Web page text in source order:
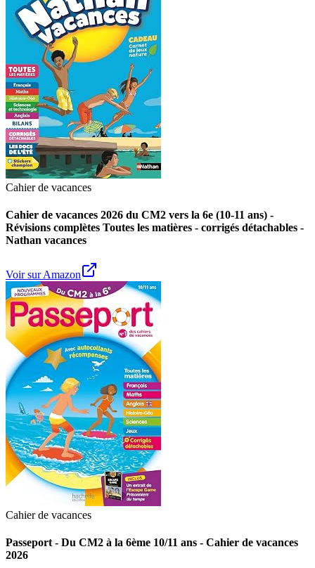
Cahier de vacances
Cahier de vacances 2026 du CM2 vers la 6e (10-11 ans) -
Révisions complètes Toutes les matières - corrigés détachables -
Nathan vacances
Voir sur Amazon
Cahier de vacances
Passeport - Du CM2 à la 6ème 10/11 ans - Cahier de vacances
2026